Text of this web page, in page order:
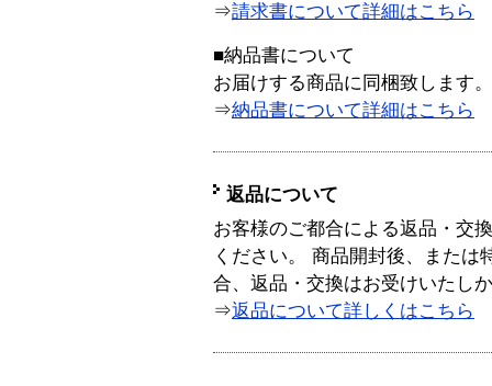
⇒請求書について詳細はこちら
■納品書について
お届けする商品に同梱致します。
⇒納品書について詳細はこちら
返品について
お客様のご都合による返品・交
ください。 商品開封後、または
合、返品・交換はお受けいたし
⇒返品について詳しくはこちら